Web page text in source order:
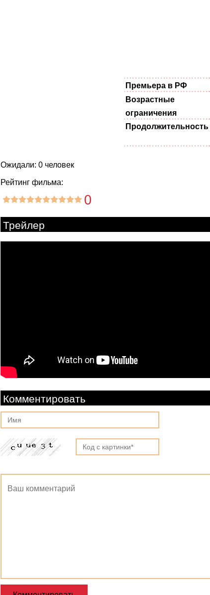
Премьера в РФ
Возрастные
ограничения
Продолжительность
Ожидали: 0 человек
Рейтинг фильма:
0
Трейлер
Комментировать